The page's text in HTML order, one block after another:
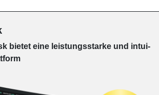
bie­tet eine leis­tungs­star­ke und in­tui­